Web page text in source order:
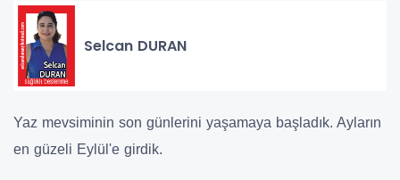
Selcan DURAN
Yaz mevsiminin son günlerini yaşamaya başladık. Ayların
en güzeli Eylül'e girdik.